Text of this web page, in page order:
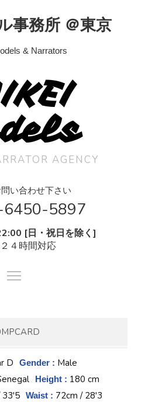
事務所 ＠東京
& Narrators
AGENCY
い合わせ下さい
5897
[日・祝日を除く]
４時間対応
D Gender : Male
Height : 180 cm
33'5 Waist : 72cm / 28'3